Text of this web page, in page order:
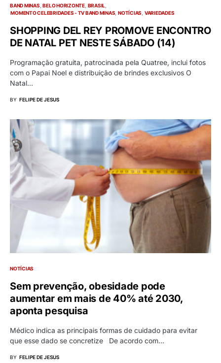
BAND MINAS BELO HORIZONTE BRASIL
MOMENTO CELEBRIDADES - TV BAND MINAS NOTÍCIAS VARIEDADES
SHOPPING DEL REY PROMOVE ENCONTRO
DE NATAL PET NESTE SÁBADO (14)
Programação gratuita, patrocinada pela Quatree, inclui fotos
com o Papai Noel e distribuição de brindes exclusivos O
Natal…
BY FELIPE DE JESUS
NOTÍCIAS
Sem prevenção, obesidade pode
aumentar em mais de 40% até 2030,
aponta pesquisa
Médico indica as principais formas de cuidado para evitar
que esse dado se concretize De acordo com…
BY FELIPE DE JESUS